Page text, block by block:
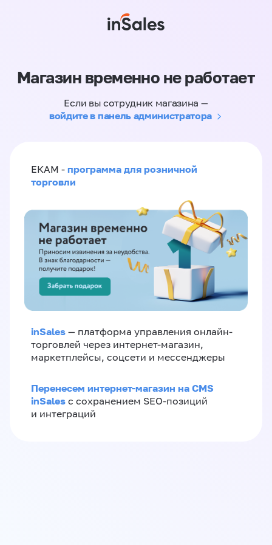
Магазин временно не работает
Если вы сотрудник магазина —
войдите в панель администратора
ЕКАМ - программа для розничной
торговли
inSales — платформа управления онлайн-
торговлей через интернет-магазин,
маркетплейсы, соцсети и мессенджеры
Перенесем интернет-магазин на CMS
inSales с сохранением SEO-позиций
и интеграций